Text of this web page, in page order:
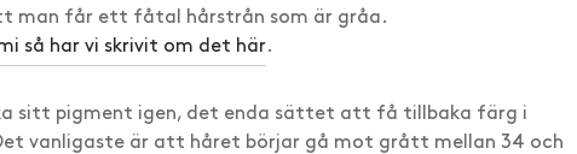
man får ett fåtal hårstrån som är gråa.
så har vi skrivit om det här.
sitt pigment igen, det enda sättet att få tillbaka färg i
vanligaste är att håret börjar gå mot grått mellan 34 och